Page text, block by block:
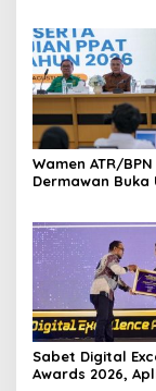
Wamen ATR/BPN
Dermawan Buka
Sabet Digital
Awards 2026,